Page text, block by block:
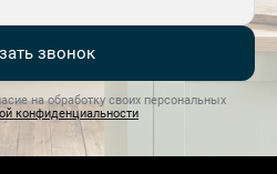
звонок
на обработку своих персональных
конфиденциальности